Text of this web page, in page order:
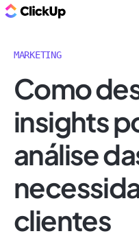
MARKETING
Como
insights
análise
clientes